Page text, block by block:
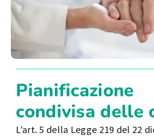
Pianificazione
condivisa delle
L’art. 5 della Legge 219 del 22